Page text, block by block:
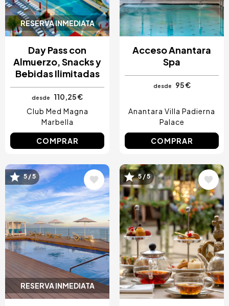
RESERVA INMEDIATA
Day Pass con
Almuerzo, Snacks y
Bebidas Ilimitadas
desde
110,25 €
Club Med Magna
Marbella
COMPRAR
Acceso Anantara
Spa
desde 95 €
Anantara Villa Padierna
Palace
COMPRAR
RESERVA INMEDIATA
Image
5 / 5 Image
5 / 5